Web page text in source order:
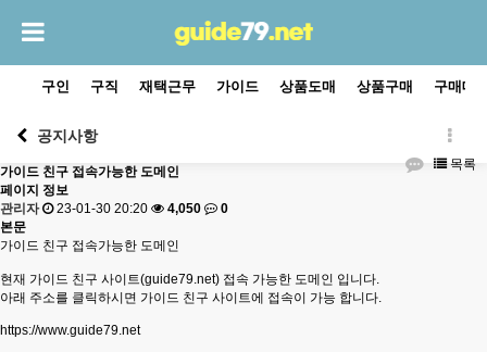
구인 구직 재택근무 가이드 상품도매 상품구매 구매대
공지사항
목록
가이드 친구 접속가능한 도메인
페이지 정보
관리자
23-01-30 20:20 4,050
0
본문
가이드 친구 접속가능한 도메인
현재 가이드 친구 사이트(guide79.net) 접속 가능한 도메인 입니다.
아래 주소를 클릭하시면 가이드 친구 사이트에 접속이 가능 합니다.
https://www.guide79.net